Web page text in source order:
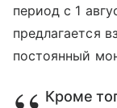
период с 1
предлагается
постоянный
Кроме